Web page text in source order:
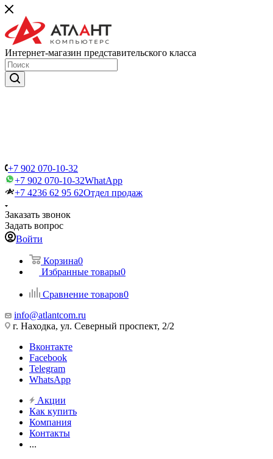
Интернет-магазин представительского класса
+7 902 070-10-32
+7 902 070-10-32WhatApp
+7 4236 62 95 62Отдел продаж
Заказать звонок
Задать вопрос
Войти
Корзина0
Избранные товары0
Сравнение товаров0
info@atlantcom.ru
г. Находка, ул. Северный проспект, 2/2
Вконтакте
Facebook
Telegram
WhatsApp
Акции
Как купить
Компания
Контакты
...